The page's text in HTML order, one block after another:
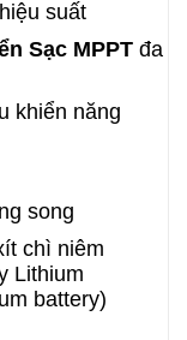
suất
Sạc MPPT đa
khiển năng
song
ít chì niêm
Lithium
battery)